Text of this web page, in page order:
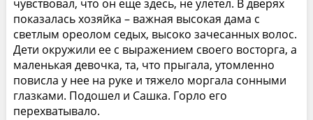
чувствовал, что он еще здесь, не улетел. В дверях
показалась хозяйка – важная высокая дама с
светлым ореолом седых, высоко зачесанных волос.
Дети окружили ее с выражением своего восторга, а
маленькая девочка, та, что прыгала, утомленно
повисла у нее на руке и тяжело моргала сонными
глазками. Подошел и Сашка. Горло его
перехватывало.